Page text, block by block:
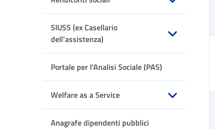
Apri sottomenu
SIUSS (ex Casellario
dell’assistenza)
Apri sottomenu
Portale per l'Analisi Sociale (PAS)
Welfare as a Service
Apri sottomenu
Anagrafe dipendenti pubblici